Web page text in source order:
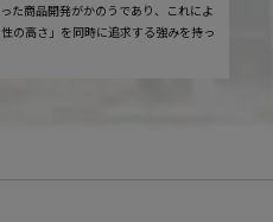
た商品開発がかのうであり、これによ
の高さ」を同時に追求する強みを持っ